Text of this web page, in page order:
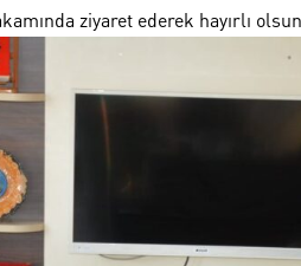
ziyaret ederek hayırlı